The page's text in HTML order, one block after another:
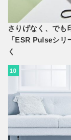
さりげなく、でも
「ESR Pulseシ
く
10